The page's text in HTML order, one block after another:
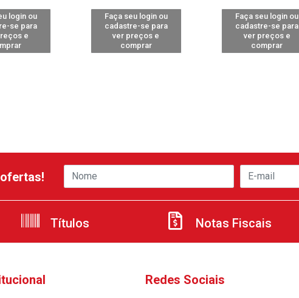
login ou
se para
e
Faça seu login ou
cadastre-se para
ver preços e
comprar
Faça seu login ou
cadastre-se para
ver preços e
comprar
Títulos Notas Fiscais
Redes Sociais